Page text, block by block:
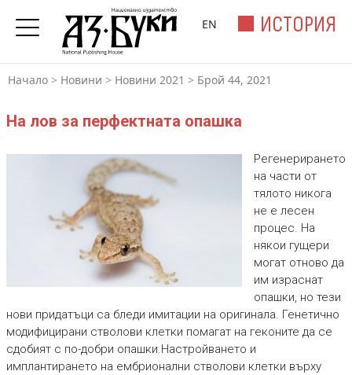
ИСТОРИЯ
EN
Начало > Новини > Новини 2021 > Брой 44, 2021
На лов за перфектната опашка
Регенерирането
на части от
тялото никога
не е лесен
процес. На
някои гущери
могат отново да
им израснат
опашки, но тези
нови придатъци са бледи имитации на оригинала. Генетично
модифицирани стволови клетки помагат на геконите да се
сдобият с по-добри опашки.Настройването и
имплантирането на ембрионални стволови клетки върху